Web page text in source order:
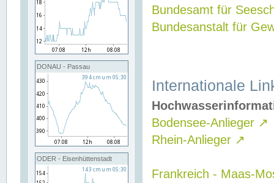
DONAU - Passau
ODER - Eisenhüttenstadt
Bundesamt für
Bundesanstalt für
Internationale
Bodensee-Anlieger ↗
Rhein-Anlieger ↗
Frankreich - Maas-